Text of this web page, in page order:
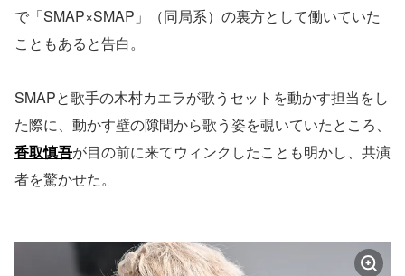
で「SMAP×SMAP」（同局系）の裏方として働いていた
こともあると告白。
SMAPと歌手の木村カエラが歌うセットを動かす担当をし
た際に、動かす壁の隙間から歌う姿を覗いていたところ、
香取慎吾が目の前に来てウィンクしたことも明かし、共演
者を驚かせた。